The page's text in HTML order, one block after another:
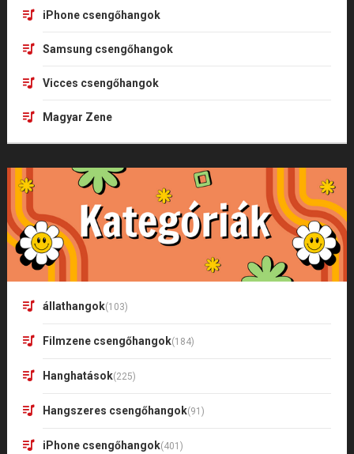
iPhone csengőhangok
Samsung csengőhangok
Vicces csengőhangok
Magyar Zene
állathangok(103)
Filmzene csengőhangok(184)
Hanghatások(225)
Hangszeres csengőhangok(91)
iPhone csengőhangok(401)